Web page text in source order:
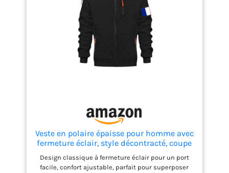
Veste en polaire épaisse pour homme avec
fermeture éclair, style décontracté, coupe
ample, pull, sweat-shirt en polaire pour
l'hiver, vêtements de rue confortables
Design classique à fermeture éclair pour un port
facile, confort ajustable, parfait pour superposer